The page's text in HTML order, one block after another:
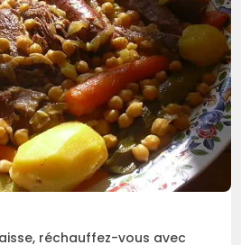
réchauffez-vous avec